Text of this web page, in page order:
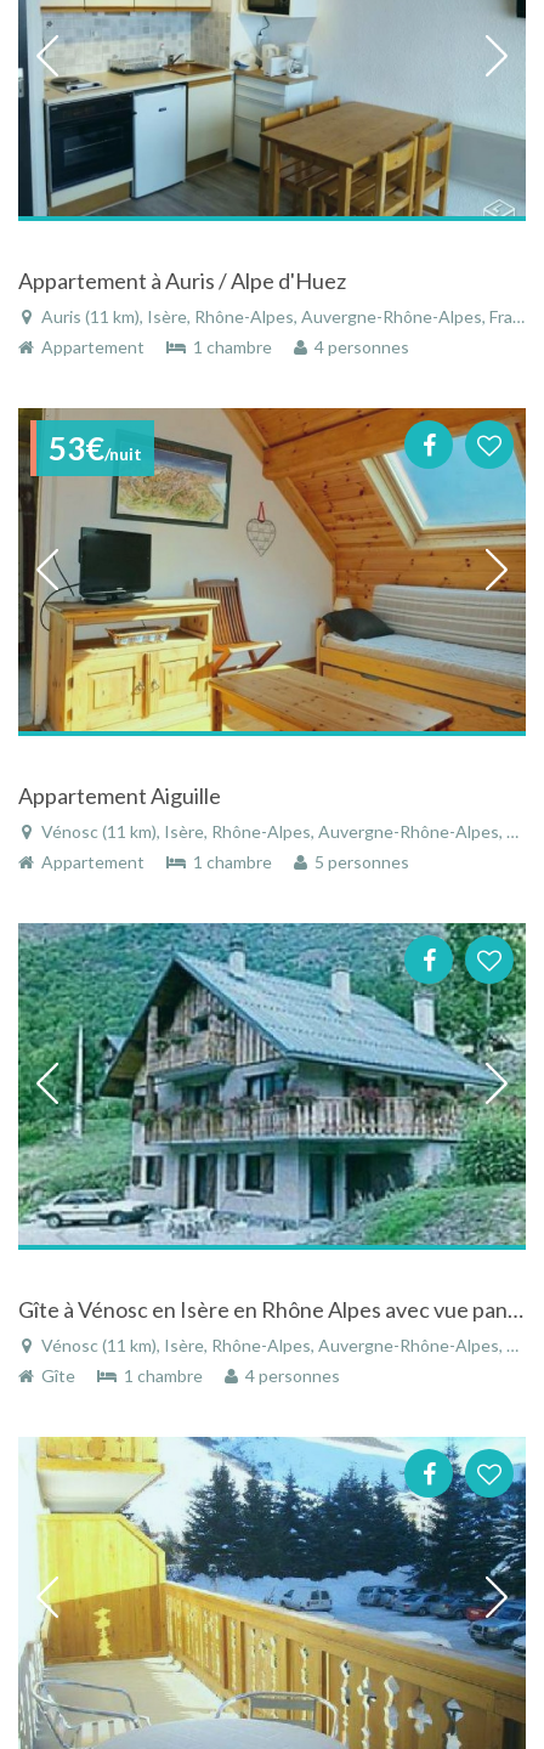
Appartement à Auris / Alpe d'Huez
Auris (11 km), Isère, Rhône-Alpes, Auvergne-Rhône-Alpes, France
Appartement
1 chambre 4 personnes
53€/nuit
Appartement Aiguille
Vénosc (11 km), Isère, Rhône-Alpes, Auvergne-Rhône-Alpes, France
Appartement
1 chambre 5 personnes
Gîte à Vénosc en Isère en Rhône Alpes avec vue panoramique sur les montagnes
Vénosc (11 km), Isère, Rhône-Alpes, Auvergne-Rhône-Alpes, France
Gîte
1 chambre 4 personnes